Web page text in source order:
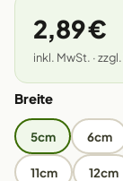
2,89 €
inkl. MwSt. ·
Breite
5cm 6cm
11cm 12cm